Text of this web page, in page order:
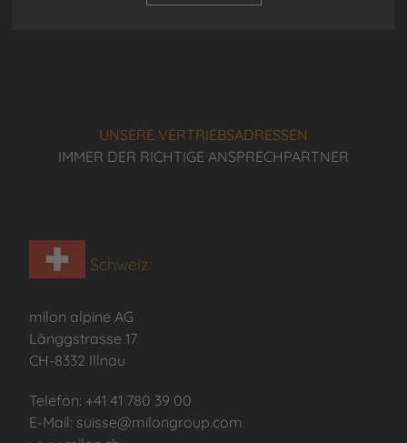
UNSERE VERTRIEBSADRESSEN
IMMER DER RICHTIGE ANSPRECHPARTNER
Schweiz:
milon alpine AG
Länggstrasse 17
CH-8332 Illnau
Telefon: +41 41 780 39 00
E-Mail: suisse@milongroup.com